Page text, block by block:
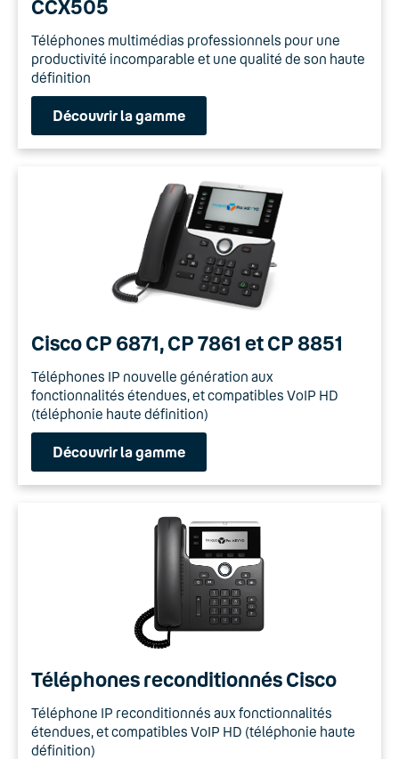
CCX505
Téléphones multimédias professionnels pour une
productivité incomparable et une qualité de son haute
définition
Découvrir la gamme
Cisco CP 6871, CP 7861 et CP 8851
Téléphones IP nouvelle génération aux
fonctionnalités étendues, et compatibles VoIP HD
(téléphonie haute définition)
Découvrir la gamme
Téléphones reconditionnés Cisco
Téléphone IP reconditionnés aux fonctionnalités
étendues, et compatibles VoIP HD (téléphonie haute
définition)